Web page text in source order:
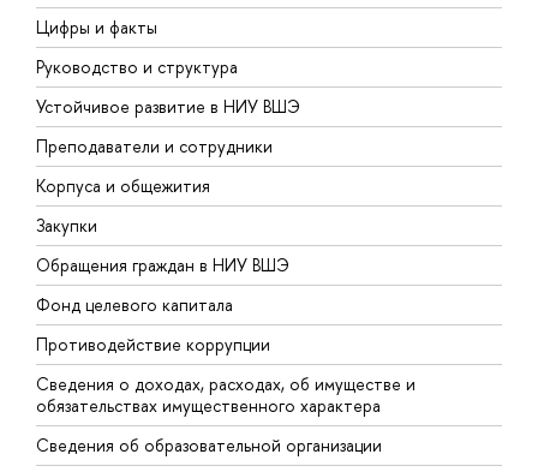
Цифры и факты
Руководство и структура
Устойчивое развитие в НИУ ВШЭ
Преподаватели и сотрудники
Корпуса и общежития
Закупки
Обращения граждан в НИУ ВШЭ
Фонд целевого капитала
Противодействие коррупции
Сведения о доходах, расходах, об имуществе и
обязательствах имущественного характера
Сведения об образовательной организации